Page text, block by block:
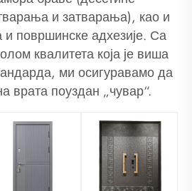
и затварања), као и
и површинске адхезије. Са
квалитета која је виша
ми осигуравамо да
врата поуздан „чувар“.